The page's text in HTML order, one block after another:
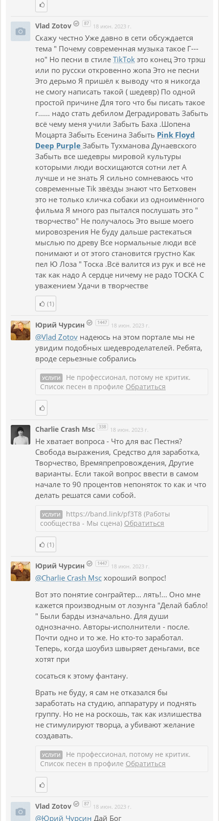
Vlad Zotov 87 18 июн. 2023 г.
Скажу честно Уже давно в сети обсуждается
тема " Почему современная музыка такое Г---
но" Но песни в стиле TikTok это конец Это трэш
или по русски откровенно жопа Это не песни
Это дерьмо Я пришёл к выводу что я никогда
не смогу написать такой ( шедевр) По одной
простой причине Для того что бы писать такое
г...... надо стать дебилом Деградировать Забыть
всё чему меня учили Забыть Баха .Шопена
Моцарта Забыть Есенина Забыть Pink Floyd
Deep Purple Забыть Тухманова Дунаевского
Забыть все шедевры мировой культуры
которыми люди восхищаются сотни лет А
лучше и не знать Я сильно сомневаюсь что
современные Tik звёзды знают что Бетховен
это не только кличка собаки из одноимённого
фильма Я много раз пытался послушать это "
творчество" Не получалось Это выше моего
мировозрения Не буду дальше растекаться
мыслью по древу Все нормальные люди всё
понимают и от этого становится грустно Как
пел Ю Лоза " Тоска .Всё валится из рук и всё не
так как надо А сердце ничему не радо ТОСКА С
уважением Удачи в творчестве
(1)
Юрий Чурсин 1447 18 июн. 2023 г.
@Vlad Zotov надеюсь на этом портале мы не
увидим подобных шедевроделателей. Ребята,
вроде серьезные собрались
УСЛУГИ
Не профессионал, потому не критик.
Список песен в профиле Обратиться
Charlie Crash Msc 338 18 июн. 2023 г.
Не хватает вопроса - Что для вас Пестня?
Свобода выражения, Средство для заработка,
Творчество, Времяпрепровождения, Другие
варианты. Если такой вопрос ввести в самом
начале то 90 процентов непоняток то как и что
делать решатся сами собой.
УСЛУГИ
https://band.link/pf3T8 (Работы
сообщества - Мы сцена) Обратиться
(1)
Юрий Чурсин 1447 18 июн. 2023 г.
@Charlie Crash Msc хороший вопрос!
Вот это понятие сонграйтер... лять!... Оно мне
кажется производным от лозунга "Делай бабло!
" Были барды изначально. Для души
однозначно. Авторы-исполнители - после.
Почти одно и то же. Но кто-то заработал.
Теперь, когда шоубиз швыряет деньгами, все
хотят при
сосаться к этому фантану.
Врать не буду, я сам не отказался бы
заработать на студию, аппаратуру и поднять
группу. Но не на роскошь, так как излишества
не стимулируют творца, а убивают желание
создавать.
УСЛУГИ
Не профессионал, потому не критик.
Список песен в профиле Обратиться
Vlad Zotov 87 18 июн. 2023 г.
@Юрий Чурсин Дай Бог